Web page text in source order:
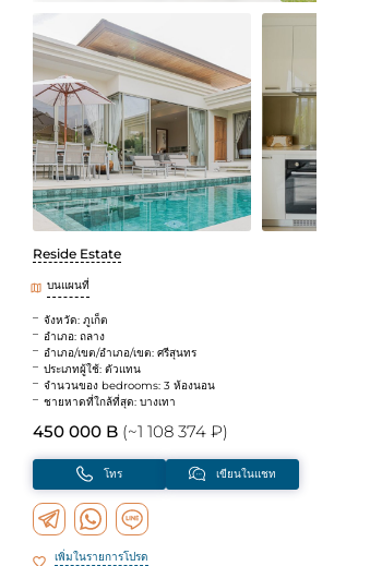
Reside Estate
บนแผนที่
จังหวัด: ภูเก็ต
อำเภอ: ถลาง
อำเภอ/เขต/อำเภอ/เขต: ศรีสุนทร
ประเภทผู้ใช้: ตัวแทน
จำนวนของ bedrooms: 3 ห้องนอน
ชายหาดที่ใกล้ที่สุด: บางเทา
450 000 B (~1 108 374 ₽)
โทร เขียนในแชท
เพิ่มในรายการโปรด